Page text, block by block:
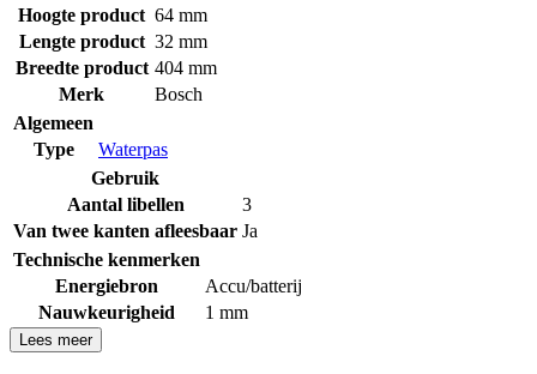
Hoogte product 64 mm
Lengte product 32 mm
Breedte product 404 mm
Merk
Bosch
Algemeen
Type
Waterpas
Gebruik
Aantal libellen
3
Van twee kanten afleesbaar Ja
Technische kenmerken
Energiebron
Accu/batterij
Nauwkeurigheid
1 mm
Lees meer